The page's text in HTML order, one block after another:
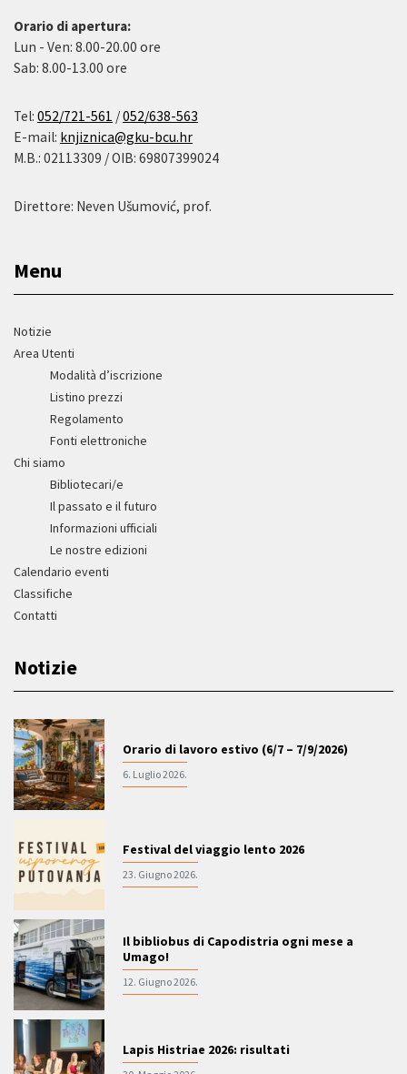
Orario di apertura:
Lun - Ven: 8.00-20.00 ore
Sab: 8.00-13.00 ore
Tel: 052/721-561 /052/638-563
E-mail: knjiznica@gku-bcu.hr
M.B.: 02113309 / OIB: 69807399024
Direttore: Neven Ušumović, prof.
Menu
Notizie
Area Utenti
Modalità d’iscrizione
Listino prezzi
Regolamento
Fonti elettroniche
Chi siamo
Bibliotecari/e
Il passato e il futuro
Informazioni ufficiali
Le nostre edizioni
Calendario eventi
Classifiche
Contatti
Notizie
Orario di lavoro estivo (6/7 – 7/9/2026)
6. Luglio 2026.
Festival del viaggio lento 2026
23. Giugno 2026.
Il bibliobus di Capodistria ogni mese a
Umago!
12. Giugno 2026.
Lapis Histriae 2026: risultati